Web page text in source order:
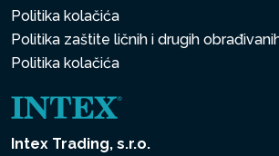
Politika kolačića
Politika zaštite ličnih i drugih
Politika kolačića
Intex Trading, s.r.o.